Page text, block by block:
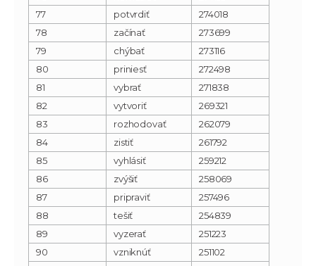
77
potvrdiť
274018
78
začínať
273699
79
chýbať
273116
80
priniesť
272498
81
vybrať
271838
82
vytvoriť
269321
83
rozhodovať
262079
84
zistiť
261792
85
vyhlásiť
259212
86
zvýšiť
258069
87
pripraviť
257496
88
tešiť
254839
89
vyzerať
251223
90
vzniknúť
251102